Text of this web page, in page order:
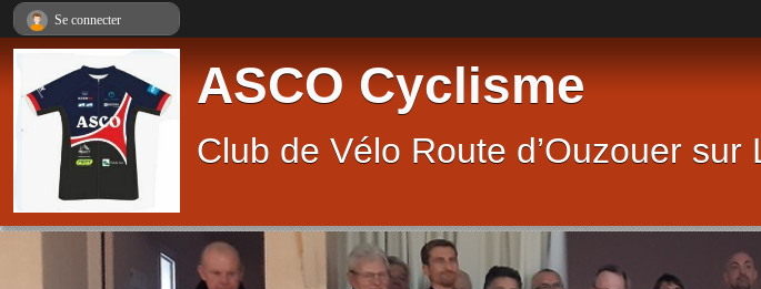
ASCO Cyclisme
Club de Vélo Route d’Ouzouer sur
Se connecter
Panneau de gestion des cookies